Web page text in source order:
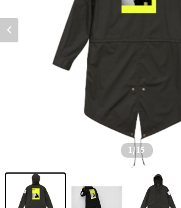
1 /15